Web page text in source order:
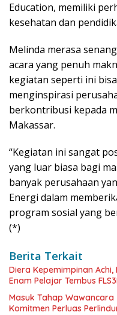
Education, memiliki
kesehatan dan
Melinda merasa
acara yang penuh
kegiatan seperti ini
menginspirasi
berkontribusi kepada
Makassar.
“Kegiatan ini sangat
yang luar biasa bagi
banyak perusahaan
Energi dalam
program sosial yang
(*)
Berita Terkait
Diera Kepemimpinan
Enam Pelajar Tembus
Masuk Tahap
Komitmen Perluas